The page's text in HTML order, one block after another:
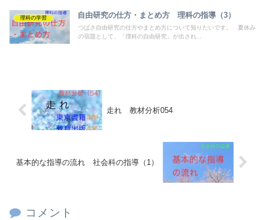
理科の学習 自由研究の仕方・まとめ方 理科の指導（3）
つばさ自由研究の仕方やまとめ方について知りたいです。 夏休み
の宿題として、「理科の自由研究」が出され...
走れ 教材分析054
基本的な指導の流れ 社会科の指導（1）
コメント